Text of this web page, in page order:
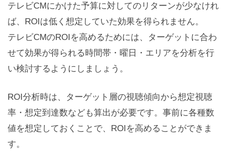
テレビCMにかけた予算に対してのリターンが少なけれ
ば、ROIは低く想定していた効果を得られません。
テレビCMのROIを高めるためには、ターゲットに合わ
せて効果が得られる時間帯・曜日・エリアを分析を行
い検討するようにしましょう。
ROI分析時は、ターゲット層の視聴傾向から想定視聴
率・想定到達数なども算出が必要です。事前に各種数
値を想定しておくことで、ROIを高めることができま
す。